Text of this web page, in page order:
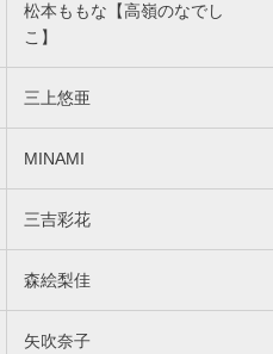
松本ももな【高嶺のなでし
こ】
三上悠亜
MINAMI
三吉彩花
森絵梨佳
矢吹奈子